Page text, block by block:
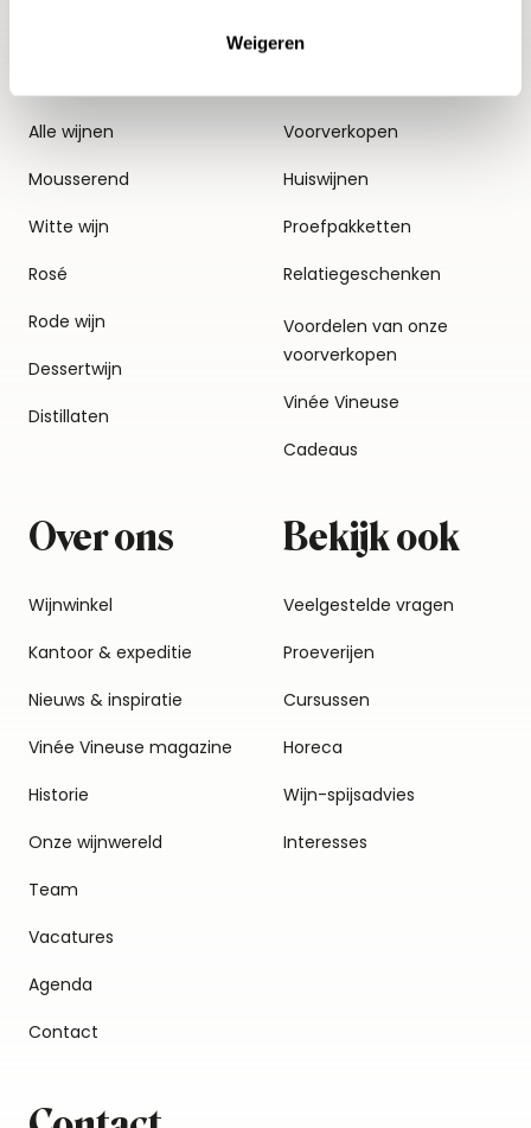
Weigeren
Alle wijnen
Mousserend
Witte wijn
Rosé
Rode wijn
Dessertwijn
Distillaten
Thema's
Voorverkopen
Huiswijnen
Proefpakketten
Relatiegeschenken
Voordelen van onze
voorverkopen
Vinée Vineuse
Cadeaus
Over ons
Wijnwinkel
Kantoor & expeditie
Nieuws & inspiratie
Vinée Vineuse magazine
Historie
Onze wijnwereld
Team
Vacatures
Agenda
Contact
Bekijk ook
Veelgestelde vragen
Proeverijen
Cursussen
Horeca
Wijn-spijsadvies
Interesses